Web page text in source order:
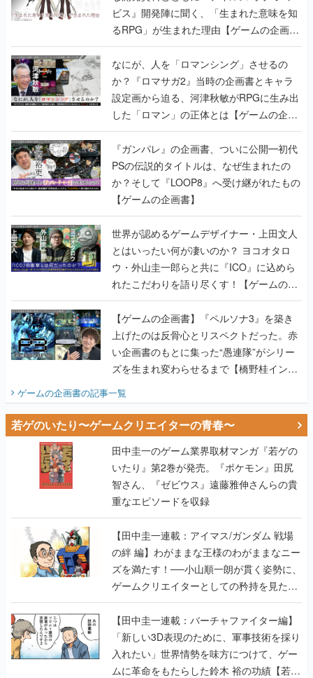
ビス』開発陣に聞く、「生まれた意味を知
るRPG」が生まれた理由【ゲームの企画
書】
なにが、人を「ロマンシング」させるの
か？『ロマサガ2』当時の企画書とキャラ
設定画から迫る、河津秋敏がRPGに生み出
した「ロマン」の正体とは【ゲームの企画
書】
『ガンパレ』の企画書、ついに公開━初代
PSの伝説的タイトルは、なぜ生まれたの
か？そして『LOOP8』へ受け継がれたもの
【ゲームの企画書】
世界が認めるゲームデザイナー・上田文人
とはいったい何が凄いのか？ ヨコオタロ
ウ・外山圭一郎らと共に『ICO』に込めら
れたこだわりを語り尽くす！【ゲームの企
画書】
【ゲームの企画書】『ペルソナ3』を築き
上げたのは反骨心とリスペクトだった。赤
い企画書のもとに集った“愚連隊”がシリー
ズを生まれ変わらせるまで【橋野桂インタ
ゲームの企画書の記事一覧
若ゲのいたり〜ゲームクリエイターの青春〜
田中圭一のゲーム業界取材マンガ『若ゲの
いたり』第2巻が発売。『ポケモン』田尻
智さん、『ゼビウス』遠藤雅伸さんらの貴
重なエピソードを収録
【田中圭一連載：アイマス/ガンダム 戦場
の絆 編】わがままな王様のわがままなニー
ズを満たす！──小山順一朗が貫く姿勢に、
ゲームクリエイターとしての矜持を見た
【若ゲのいたり最終回】
【田中圭一連載：バーチャファイター編】
「新しい3D表現のために、軍事技術を採り
入れたい」世界情勢を味方につけて、ゲー
ムに革命をもたらした鈴木 裕の功績【若ゲ